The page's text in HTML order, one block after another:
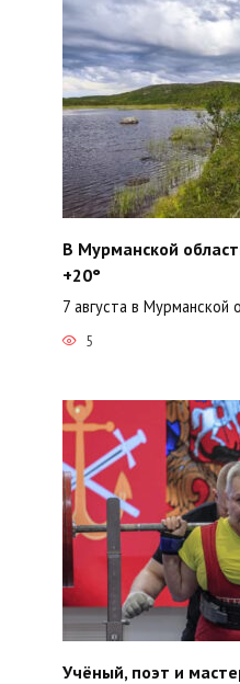
В Мурманской
+20°
7 августа в Мурманской
5
Учёный, поэт и